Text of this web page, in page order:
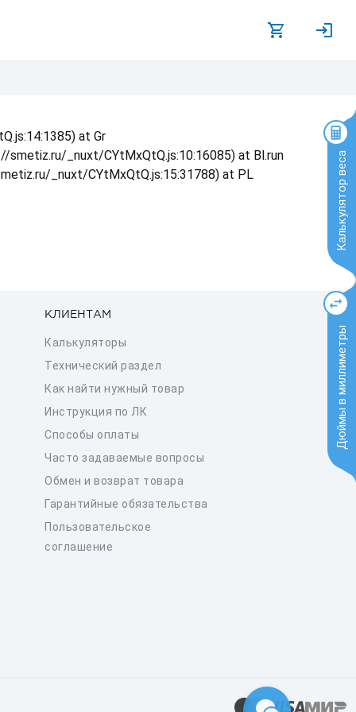
Калькулятор веса
Дюймы в миллиметры
at Gr
_nuxt/CYtMxQtQ.js:10:16085) at Bl.run
_nuxt/CYtMxQtQ.js:15:31788) at PL
КЛИЕНТАМ
Калькуляторы
Технический раздел
Как найти нужный товар
Инструкция по ЛК
Способы оплаты
Часто задаваемые вопросы
Обмен и возврат товара
Гарантийные обязательства
Пользовательское
соглашение